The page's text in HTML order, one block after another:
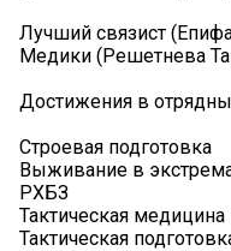
Лучший связист
Медики (Решетнева
Достижения в
Строевая подготовка
Выживание в
РХБЗ
Тактическая медицина
Тактическая